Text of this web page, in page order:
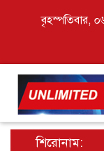
বৃহস্পতিবার,
শিরোনাম: